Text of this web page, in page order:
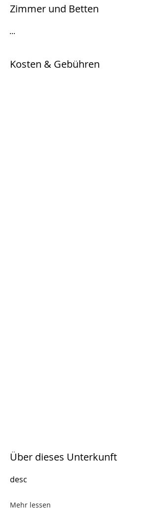
Zimmer und Betten
...
Kosten & Gebühren
Über dieses Unterkunft
desc
Mehr lessen